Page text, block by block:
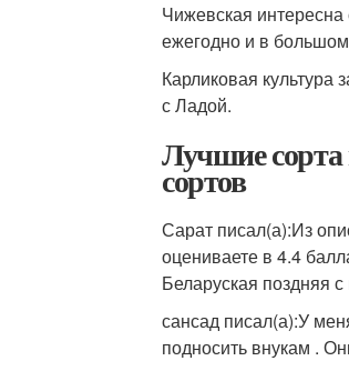
Чижевская
ежегодно и в
Карликовая культура
с Ладой.
Лучшие
сортов
Сарат писал(а):Из
оцениваете в 4.4
Беларуская поздняя
сансад писал(а):У
подносить внукам .